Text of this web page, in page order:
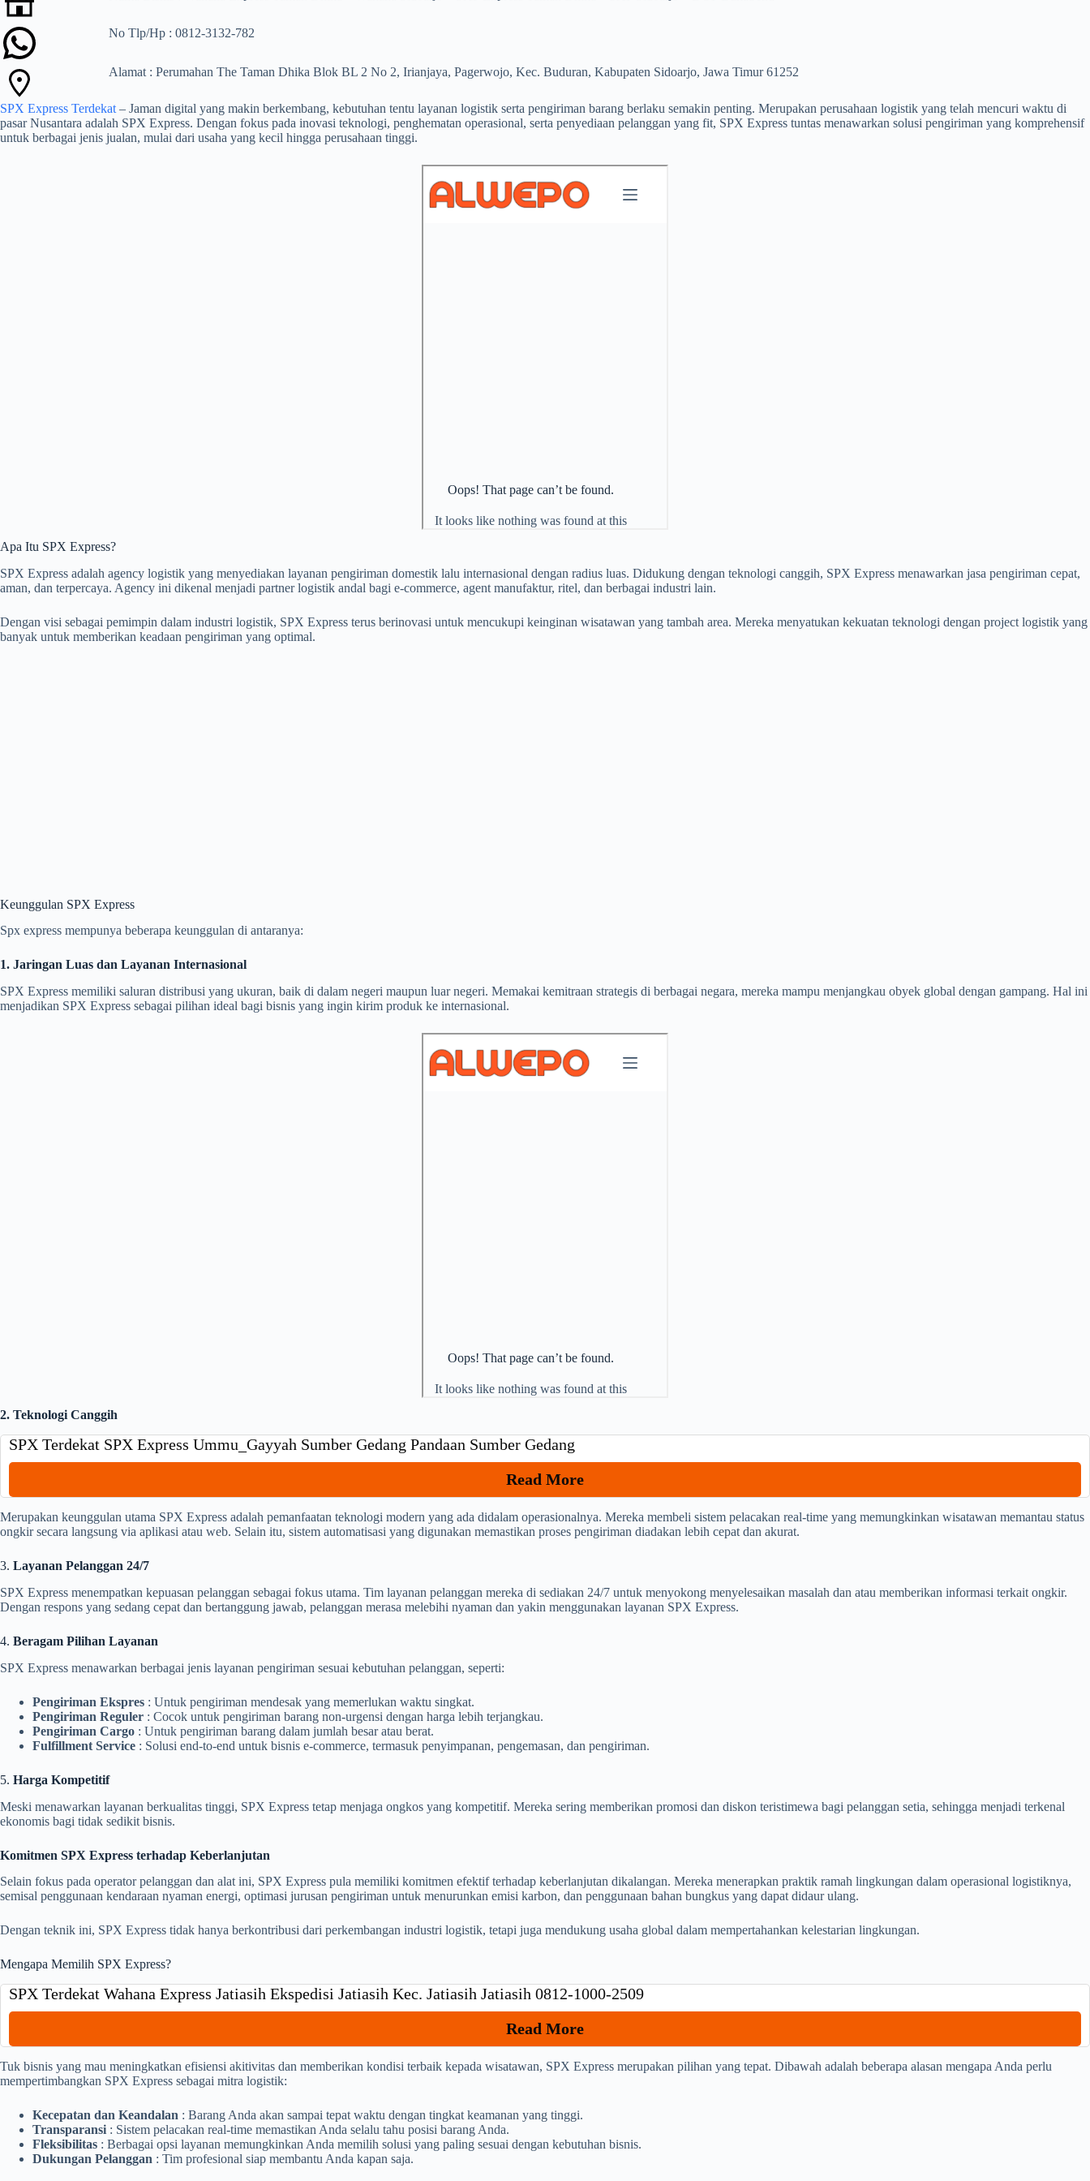
No Tlp/Hp : 0812-3132-782
Alamat : Perumahan The Taman Dhika Blok BL 2 No 2, Irianjaya, Pagerwojo, Kec. Buduran, Kabupaten Sidoarjo, Jawa Timur 61252
SPX Express Terdekat – Jaman digital yang makin berkembang, kebutuhan tentu layanan logistik serta pengiriman barang berlaku semakin penting. Merupakan perusahaan logistik yang telah mencuri waktu di
pasar Nusantara adalah SPX Express. Dengan fokus pada inovasi teknologi, penghematan operasional, serta penyediaan pelanggan yang fit, SPX Express tuntas menawarkan solusi pengiriman yang komprehensif
untuk berbagai jenis jualan, mulai dari usaha yang kecil hingga perusahaan tinggi.
Apa Itu SPX Express?
SPX Express adalah agency logistik yang menyediakan layanan pengiriman domestik lalu internasional dengan radius luas. Didukung dengan teknologi canggih, SPX Express menawarkan jasa pengiriman cepat,
aman, dan terpercaya. Agency ini dikenal menjadi partner logistik andal bagi e-commerce, agent manufaktur, ritel, dan berbagai industri lain.
Dengan visi sebagai pemimpin dalam industri logistik, SPX Express terus berinovasi untuk mencukupi keinginan wisatawan yang tambah area. Mereka menyatukan kekuatan teknologi dengan project logistik yang
banyak untuk memberikan keadaan pengiriman yang optimal.
Keunggulan SPX Express
Spx express mempunya beberapa keunggulan di antaranya:
1. Jaringan Luas dan Layanan Internasional
SPX Express memiliki saluran distribusi yang ukuran, baik di dalam negeri maupun luar negeri. Memakai kemitraan strategis di berbagai negara, mereka mampu menjangkau obyek global dengan gampang. Hal ini
menjadikan SPX Express sebagai pilihan ideal bagi bisnis yang ingin kirim produk ke internasional.
2. Teknologi Canggih
SPX Terdekat SPX Express Ummu_Gayyah Sumber Gedang Pandaan Sumber Gedang
Read More
Merupakan keunggulan utama SPX Express adalah pemanfaatan teknologi modern yang ada didalam operasionalnya. Mereka membeli sistem pelacakan real-time yang memungkinkan wisatawan memantau status
ongkir secara langsung via aplikasi atau web. Selain itu, sistem automatisasi yang digunakan memastikan proses pengiriman diadakan lebih cepat dan akurat.
3. Layanan Pelanggan 24/7
SPX Express menempatkan kepuasan pelanggan sebagai fokus utama. Tim layanan pelanggan mereka di sediakan 24/7 untuk menyokong menyelesaikan masalah dan atau memberikan informasi terkait ongkir.
Dengan respons yang sedang cepat dan bertanggung jawab, pelanggan merasa melebihi nyaman dan yakin menggunakan layanan SPX Express.
4. Beragam Pilihan Layanan
SPX Express menawarkan berbagai jenis layanan pengiriman sesuai kebutuhan pelanggan, seperti:
Pengiriman Ekspres : Untuk pengiriman mendesak yang memerlukan waktu singkat.
Pengiriman Reguler : Cocok untuk pengiriman barang non-urgensi dengan harga lebih terjangkau.
Pengiriman Cargo : Untuk pengiriman barang dalam jumlah besar atau berat.
Fulfillment Service : Solusi end-to-end untuk bisnis e-commerce, termasuk penyimpanan, pengemasan, dan pengiriman.
5. Harga Kompetitif
Meski menawarkan layanan berkualitas tinggi, SPX Express tetap menjaga ongkos yang kompetitif. Mereka sering memberikan promosi dan diskon teristimewa bagi pelanggan setia, sehingga menjadi terkenal
ekonomis bagi tidak sedikit bisnis.
Komitmen SPX Express terhadap Keberlanjutan
Selain fokus pada operator pelanggan dan alat ini, SPX Express pula memiliki komitmen efektif terhadap keberlanjutan dikalangan. Mereka menerapkan praktik ramah lingkungan dalam operasional logistiknya,
semisal penggunaan kendaraan nyaman energi, optimasi jurusan pengiriman untuk menurunkan emisi karbon, dan penggunaan bahan bungkus yang dapat didaur ulang.
Dengan teknik ini, SPX Express tidak hanya berkontribusi dari perkembangan industri logistik, tetapi juga mendukung usaha global dalam mempertahankan kelestarian lingkungan.
Mengapa Memilih SPX Express?
SPX Terdekat Wahana Express Jatiasih Ekspedisi Jatiasih Kec. Jatiasih Jatiasih 0812-1000-2509
Read More
Tuk bisnis yang mau meningkatkan efisiensi akitivitas dan memberikan kondisi terbaik kepada wisatawan, SPX Express merupakan pilihan yang tepat. Dibawah adalah beberapa alasan mengapa Anda perlu
mempertimbangkan SPX Express sebagai mitra logistik:
Kecepatan dan Keandalan : Barang Anda akan sampai tepat waktu dengan tingkat keamanan yang tinggi.
Transparansi : Sistem pelacakan real-time memastikan Anda selalu tahu posisi barang Anda.
Fleksibilitas : Berbagai opsi layanan memungkinkan Anda memilih solusi yang paling sesuai dengan kebutuhan bisnis.
Dukungan Pelanggan : Tim profesional siap membantu Anda kapan saja.